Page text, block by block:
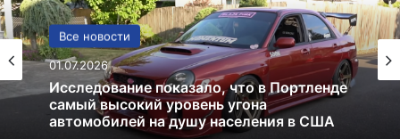
Все новости
01.07.2026
США
13.06.2025
Америка имеет огромный избыток сыра